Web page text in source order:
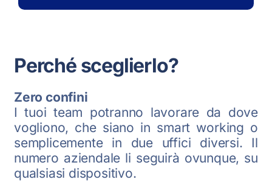
Perché sceglierlo?
Zero confini
I tuoi team potranno lavorare da dove
vogliono, che siano in smart working o
semplicemente in due uffici diversi. Il
numero aziendale li seguirà ovunque, su
qualsiasi dispositivo.